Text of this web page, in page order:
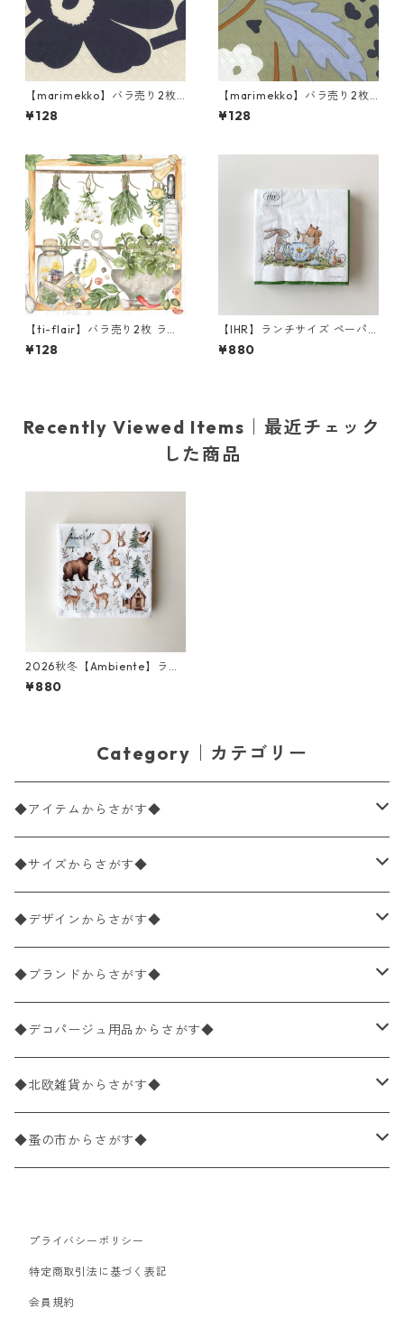
【marimekko】バラ売り2枚
ランチサイズ ペーパーナプキ
ン SUUR UNIKKO リネンxブル
¥128
【marimekko】バラ売り2枚
ランチサイズ ペーパーナプキ
ン SUVI グリーン
¥128
【ti-flair】バラ売り2枚 ラン
チサイズ ペーパーナプキン He
rbs & Spices ホワイト
¥128
【IHR】ランチサイズ ペーパ
ーナプキン TEA TIME ホワイ
ト Anita Jeram 20枚入り
¥880
Recently Viewed Items｜最近チェック
した商品
2026秋冬【Ambiente】ラン
チサイズ ペーパーナプキン El
ements of Nature ホワイト
¥880
Category｜カテゴリー
◆アイテムからさがす◆
ペーパーナプキン2枚バラ売り
ペーパーナプキン1枚バラ売り
ペーパーナプキン20枚入りパック
ペーパーナプキン10枚入りパック
ライスペーパー
ペーパーリネンナプキン
ワックスペーパー
デコパージュ用品
◆サイズからさがす◆
33×33cm（ランチサイズ）
バラ売り
パック売り
25×25cm（カクテルサイズ）
バラ売り
パック売り
40×40cm（ディナーサイズ）
バラ売り
パック売り
21×21cm（ポケットサイズ）
バラ売り
33cm（ラウンド）
◆デザインからさがす◆
花柄
植物・グリーン柄
動物・鳥・昆虫・蝶柄
海・魚柄
食べ物・フルーツ・野菜・ドリンク柄
食器・カトラリー柄
◆ブランドからさがす◆
ドイツ製 IHR/イア
ランチサイズ
カクテルサイズ
ドイツ製 Ambiente/アンビエンテ
ランチサイズ
ドイツ製 Paperproducts Design
カクテルサイズ
ランチサイズ
カクテルサイズ
ドイツ製 ti-flair/ティーフレア
ランチサイズ
ドイツ製 PAW/パウ
◆デコパージュ用品からさがす◆
デコパージュ液
デコパージュ下地
デコパージュはさみ
3Dデコパージュ
◆北欧雑貨からさがす◆
シリコンモールド
トレイ
ポスター・カレンダー
◆蚤の市からさがす◆
北欧雑貨
デコパージュ用品
プライバシーポリシー
特定商取引法に基づく表記
会員規約